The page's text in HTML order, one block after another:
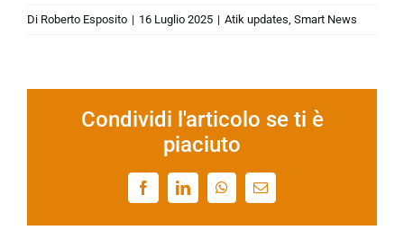
Di Roberto Esposito | 16 Luglio 2025 | Atik updates, Smart News
Condividi l'articolo se ti è
piaciuto
FacebookLinkedInWhatsApp
Email